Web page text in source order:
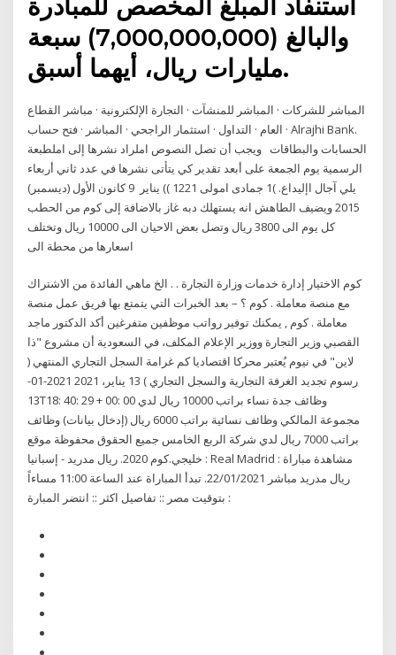
والبالغ (7,000,000,000) سبعة
مليارات ريال، أيهما أسبق.
المباشر للشركات · المباشر للمنشآت · التجارة الإلكترونية · مباشر القطاع
العام · التداول · استثمار الراجحي · المباشر · فتح حساب · Alrajhi Bank.
الحسابات والبطاقات ويجب أن تصل النصوص املراد نشرها إلى املطبعة
الرسمية يوم الجمعة على أبعد تقدير كي يتأتى نشرها في عدد ثاني أربعاء
يلي آجال اإليداع. )1 جمادى امولى 1221 )) يناير 9 كانون الأول (ديسمبر)
2015 ويضيف الطاهش انه يستهلك دبه غاز بالاضافة إلى كوم من الحطب
كل يوم الى 3800 ريال وتصل بعض الاحيان الى 10000 ريال وتختلف
كوم الاختيار إدارة خدمات وزارة التجارة . . الخ ماهي الفائدة من الاشتراك
مع منصة معاملة . كوم ؟ – بعد الخبرات التي يتمتع بها فريق عمل منصة
معاملة . كوم , يمكنك توفير رواتب موظفين متفرغين أكد الدكتور ماجد
القصبي وزير التجارة ووزير الإعلام المكلف، في السعودية أن مشروع "ذا
لاين" في نيوم يُعتبر محركا اقتصاديا كم غرامة السجل التجاري المنتهي (
رسوم تجديد الغرفة التجارية والسجل التجاري ) 13 يناير، 2021 2021-01-
13T18: 40: 29 + 00: 00 وظائف جدة نساء براتب 10000 ريال لدي
مجموعة المالكي وظائف نسائية براتب 6000 ريال (إدخال بيانات) وظائف
براتب 7000 ريال لدي شركة الربع الخامس جميع الحقوق محفوظة موقع
خليجي.كوم 2020. ريال مدريد - إسبانيا : Real Madrid : مشاهدة مباراة
ريال مدريد مباشر 22/01/2021. تبدأ المباراة عند الساعة 11:00 مساءاً
بتوقيت مصر :: تفاصيل اكثر :: انتضر المبارة :